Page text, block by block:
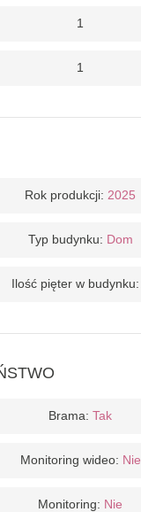
1
1
Rok produkcji: 2025
Typ budynku: Dom
Ilość pięter w budynku:
Brama: Tak
Monitoring wideo: Nie
Monitoring: Nie